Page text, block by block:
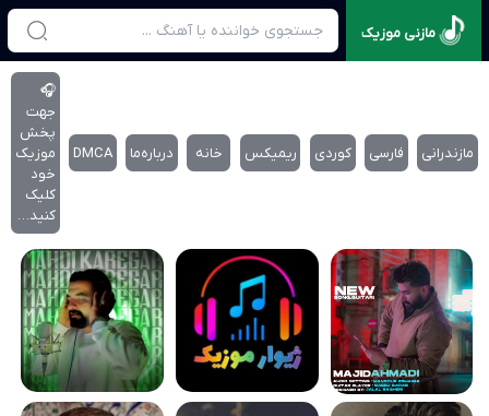
مازنی موزیک
مازندرانی فارسی کوردی ریمیکس خانه درباره‌‌ما DMCA
🎧
جهت
پخش
موزیک
خود
کلیک
کنید…